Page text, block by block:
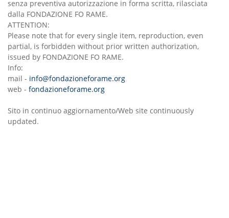
senza preventiva autorizzazione in forma scritta, rilasciata
dalla FONDAZIONE FO RAME.
ATTENTION:
Please note that for every single item, reproduction, even
partial, is forbidden without prior written authorization,
issued by FONDAZIONE FO RAME.
Info:
mail - info@fondazioneforame.org
web - fondazioneforame.org
Sito in continuo aggiornamento/Web site continuously
updated.